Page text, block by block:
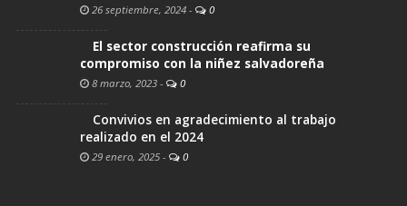
26 septiembre, 2024 - 0
El sector construcción reafirma su
compromiso con la niñez salvadoreña
8 marzo, 2023 - 0
Convivios en agradecimiento al trabajo
realizado en el 2024
29 enero, 2025 - 0